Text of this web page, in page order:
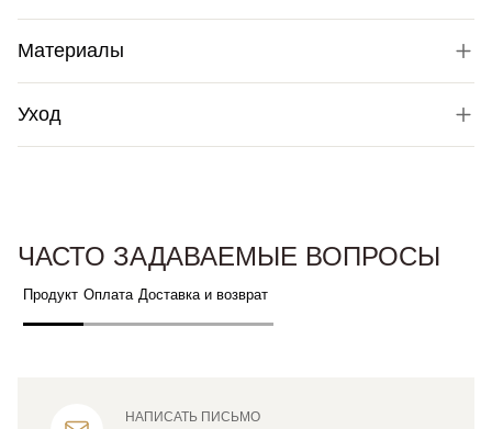
Материалы
Уход
НАПИСАТЬ ПИСЬМО
ЧАСТО ЗАДАВАЕМЫЕ ВОПРОСЫ
Продукт Оплата Доставка и возврат